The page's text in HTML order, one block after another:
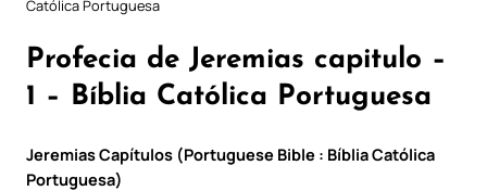
Católica Portuguesa
Profecia de Jeremias capitulo –
1 – Bíblia Católica Portuguesa
Jeremias Capítulos (Portuguese Bible : Bíblia Católica
Portuguesa)